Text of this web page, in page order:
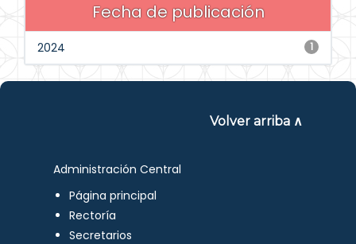
Fecha de publicación
1
2024
Volver arriba ∧
Administración Central
Página principal
Rectoría
Secretarios